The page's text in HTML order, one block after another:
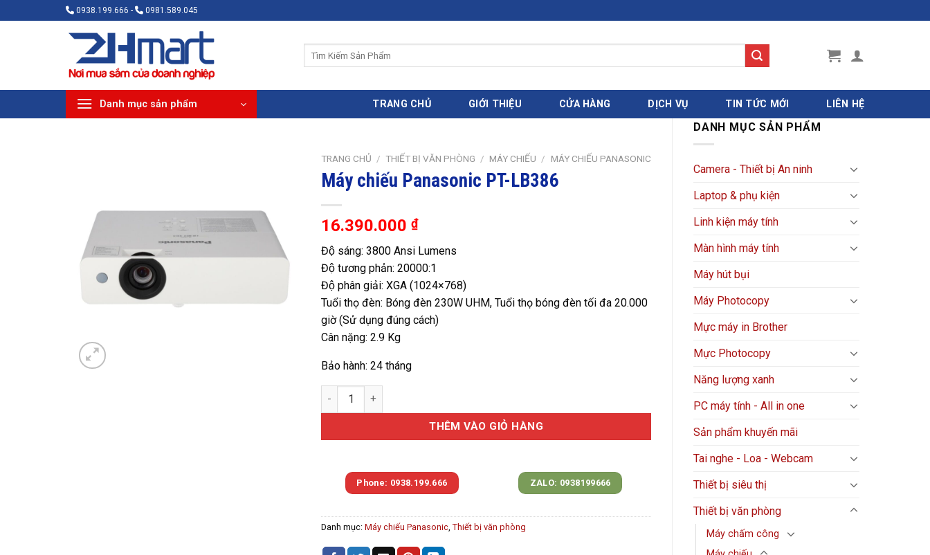
qua
0938.199.666 - 0981.589.045
Danh mục sản phẩm TRANG CHỦ GIỚI THIỆU CỬA HÀNG DỊCH VỤ TIN TỨC MỚI LIÊN HỆ
DANH MỤC SẢN PHẨM
Camera - Thiết bị An ninh
Laptop & phụ kiện
Linh kiện máy tính
Màn hình máy tính
Máy hút bụi
Máy Photocopy
Mực máy in Brother
Mực Photocopy
Năng lượng xanh
PC máy tính - All in one
Sản phẩm khuyến mãi
Tai nghe - Loa - Webcam
Thiết bị siêu thị
Thiết bị văn phòng
Máy chấm công
TRANG CHỦ / THIẾT BỊ VĂN PHÒNG / MÁY CHIẾU / MÁY CHIẾU PANASONIC
Máy chiếu Panasonic PT-LB386
16.390.000₫
Độ sáng: 3800 Ansi Lumens
Độ tương phản: 20000:1
Độ phân giải: XGA (1024×768)
Tuổi thọ đèn: Bóng đèn 230W UHM, Tuổi thọ bóng đèn tối đa 20.000
giờ (Sử dụng đúng cách)
Cân nặng: 2.9 Kg
Bảo hành: 24 tháng
Máy chiếu Panasonic PT-LB386 số lượng
THÊM VÀO GIỎ HÀNG
Phone: 0938.199.666 ZALO: 0938199666
Danh mục:Máy chiếu Panasonic,Thiết bị văn phòng